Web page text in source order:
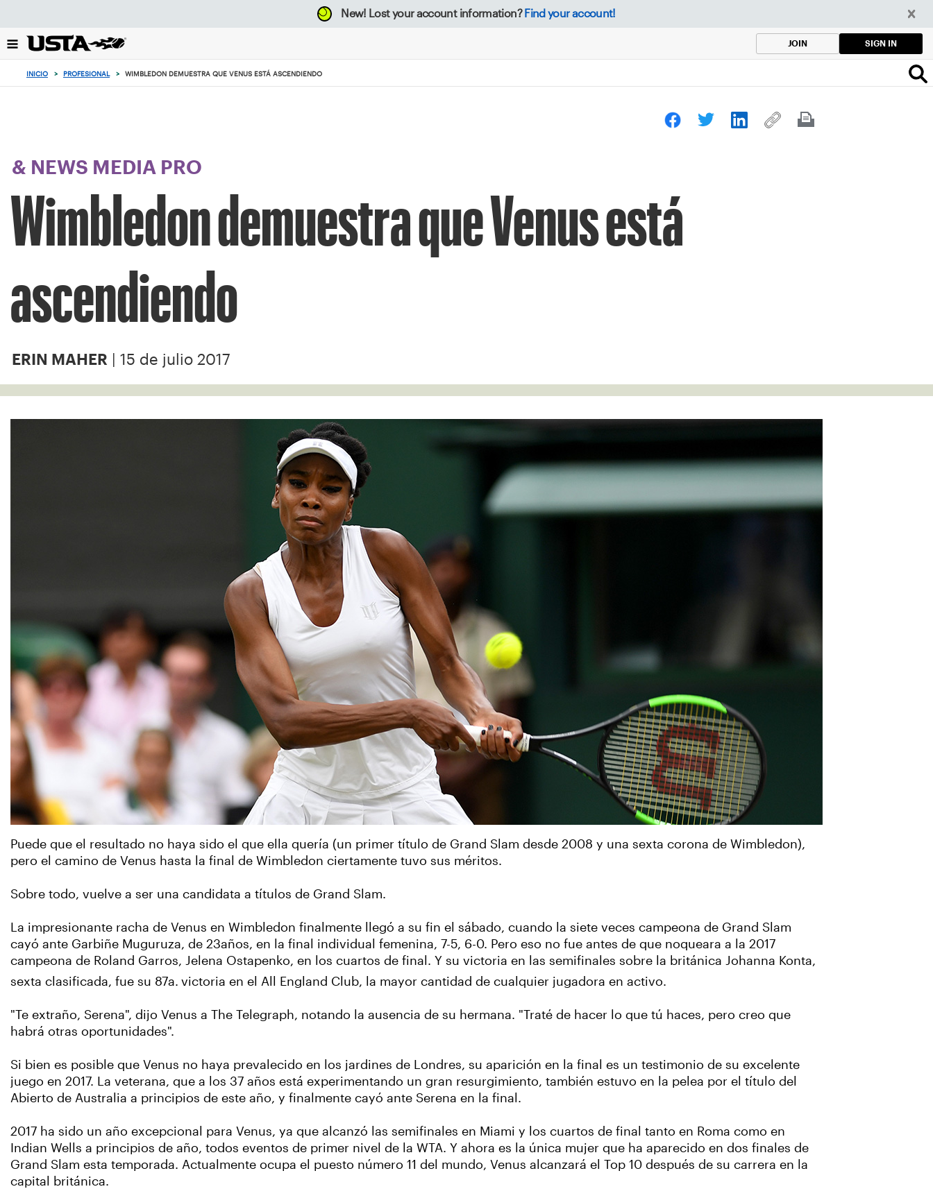
el
botón
New! Lost your account information? Find your account!
JOIN SIGN IN
INICIO > PROFESIONAL > WIMBLEDON DEMUESTRA QUE VENUS ESTÁ ASCENDIENDO
& NEWS MEDIA PRO
Wimbledon demuestra que Venus está
ascendiendo
ERIN MAHER | 15 de julio 2017
Puede que el resultado no haya sido el que ella quería (un primer título de Grand Slam desde 2008 y una sexta corona de Wimbledon),
pero el camino de Venus hasta la final de Wimbledon ciertamente tuvo sus méritos.
Sobre todo, vuelve a ser una candidata a títulos de Grand Slam.
La impresionante racha de Venus en Wimbledon finalmente llegó a su fin el sábado, cuando la siete veces campeona de Grand Slam
cayó ante Garbiñe Muguruza, de 23años, en la final individual femenina, 7-5, 6-0. Pero eso no fue antes de que noqueara a la 2017
campeona de Roland Garros, Jelena Ostapenko, en los cuartos de final. Y su victoria en las semifinales sobre la británica Johanna Konta,
sexta clasificada, fue su 87a. victoria en el All England Club, la mayor cantidad de cualquier jugadora en activo.
"Te extraño, Serena", dijo Venus a The Telegraph, notando la ausencia de su hermana. "Traté de hacer lo que tú haces, pero creo que
habrá otras oportunidades".
Si bien es posible que Venus no haya prevalecido en los jardines de Londres, su aparición en la final es un testimonio de su excelente
juego en 2017. La veterana, que a los 37 años está experimentando un gran resurgimiento, también estuvo en la pelea por el título del
Abierto de Australia a principios de este año, y finalmente cayó ante Serena en la final.
2017 ha sido un año excepcional para Venus, ya que alcanzó las semifinales en Miami y los cuartos de final tanto en Roma como en
Indian Wells a principios de año, todos eventos de primer nivel de la WTA. Y ahora es la única mujer que ha aparecido en dos finales de
Grand Slam esta temporada. Actualmente ocupa el puesto número 11 del mundo, Venus alcanzará el Top 10 después de su carrera en la
capital británica.